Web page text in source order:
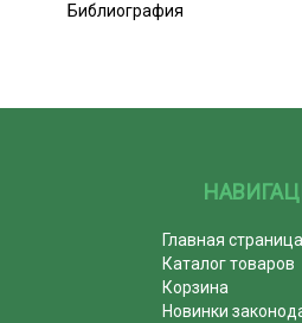
Библиография
Главная страница
Каталог товаров
Корзина
Новинки